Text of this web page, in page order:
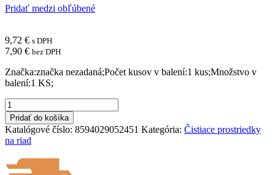
Pridať medzi obľúbené
9,72 € s DPH
7,90 € bez DPH
Značka:značka nezadaná;Počet kusov v balení:1 kus;Množstvo v
balení:1 KS;
množstvo
GO!
Tablety
do
umývačky
5v1
60ks
Pridať do košíka
Katalógové číslo: 8594029052451 Kategória: Čistiace prostriedky
na riad